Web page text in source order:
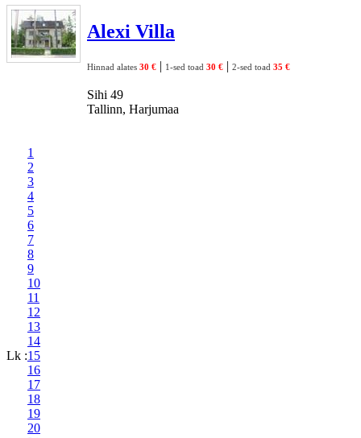
Alexi Villa
Hinnad alates 30 € | 1-sed toad 30 € | 2-sed toad 35 €
Sihi 49
Tallinn, Harjumaa
Lk :
1
2
3
4
5
6
7
8
9
10
11
12
13
14
15
16
17
18
19
20